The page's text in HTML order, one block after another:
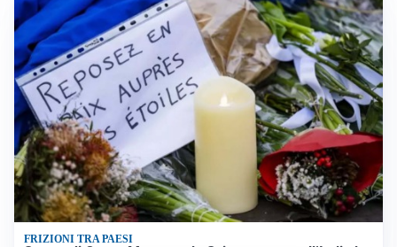
FRIZIONI TRA PAESI